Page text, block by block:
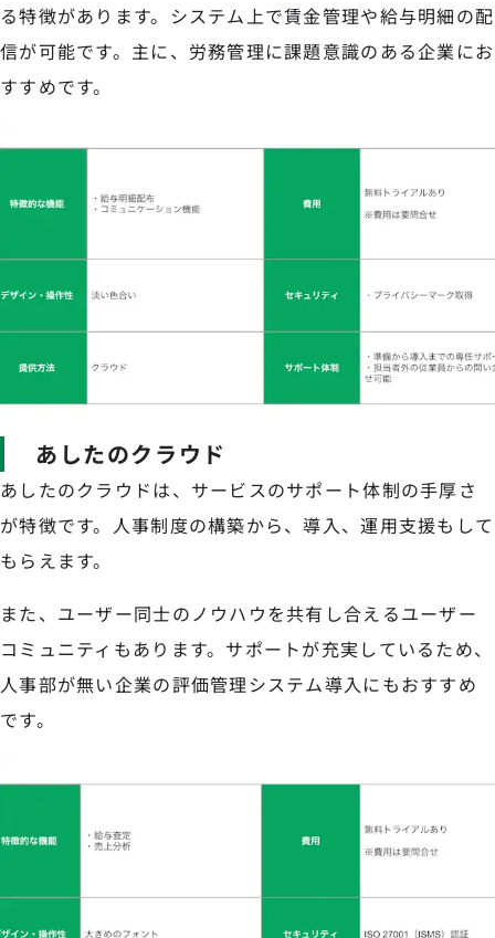
る特徴があります。システム上で賃金管理や給与明細の配
信が可能です。主に、労務管理に課題意識のある企業にお
すすめです。
あしたのクラウド
あしたのクラウドは、サービスのサポート体制の手厚さ
が特徴です。人事制度の構築から、導入、運用支援もして
もらえます。
また、ユーザー同士のノウハウを共有し合えるユーザー
コミュニティもあります。サポートが充実しているため、
人事部が無い企業の評価管理システム導入にもおすすめ
です。